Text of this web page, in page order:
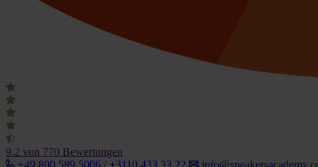
9.2 von 770 Bewertungen
+49 800 589 5006 / +3110 433 33 22